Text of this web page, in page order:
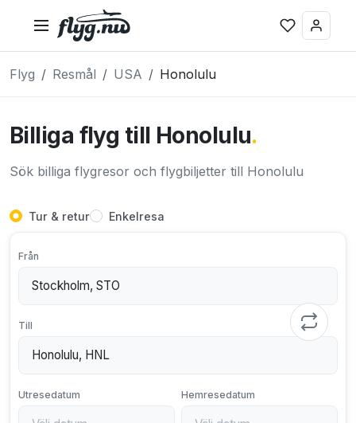
Flyg Resmål USA Honolulu
Billiga flyg till Honolulu.
Sök billiga flygresor och flygbiljetter till Honolulu
Tur & retur Enkelresa
Från
Till
Utresedatum Hemresedatum